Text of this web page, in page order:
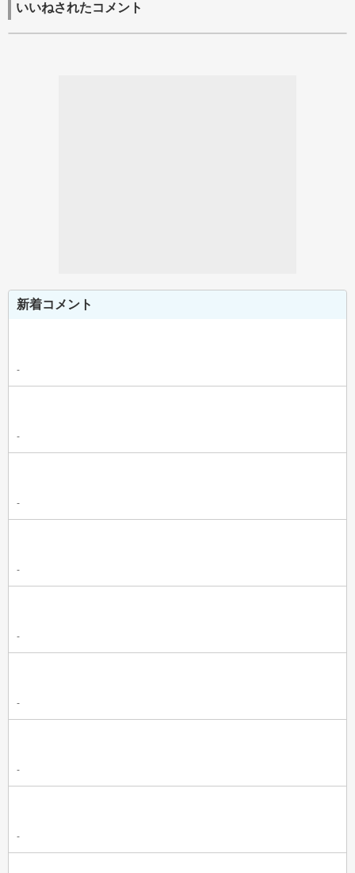
いいねされたコメント
新着コメント
-
-
-
-
-
-
-
-